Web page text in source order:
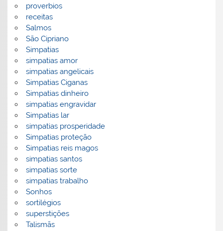
proverbios
receitas
Salmos
São Cipriano
Simpatias
simpatias amor
simpatias angelicais
Simpatias Ciganas
Simpatias dinheiro
simpatias engravidar
Simpatias lar
simpatias prosperidade
Simpatias proteção
Simpatias reis magos
simpatias santos
simpatias sorte
simpatias trabalho
Sonhos
sortilégios
superstições
Talismãs